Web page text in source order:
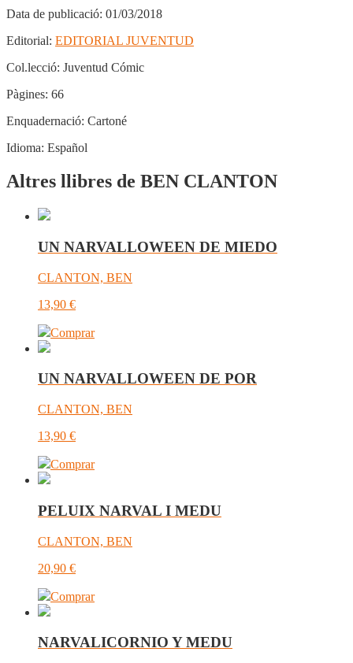
Data de publicació: 01/03/2018
Editorial: EDITORIAL JUVENTUD
Col.lecció: Juventud Cómic
Pàgines: 66
Enquadernació: Cartoné
Idioma: Español
Altres llibres de BEN CLANTON
UN NARVALLOWEEN DE MIEDO
CLANTON, BEN
13,90 €
Comprar
UN NARVALLOWEEN DE POR
CLANTON, BEN
13,90 €
Comprar
PELUIX NARVAL I MEDU
CLANTON, BEN
20,90 €
Comprar
NARVALICORNIO Y MEDU